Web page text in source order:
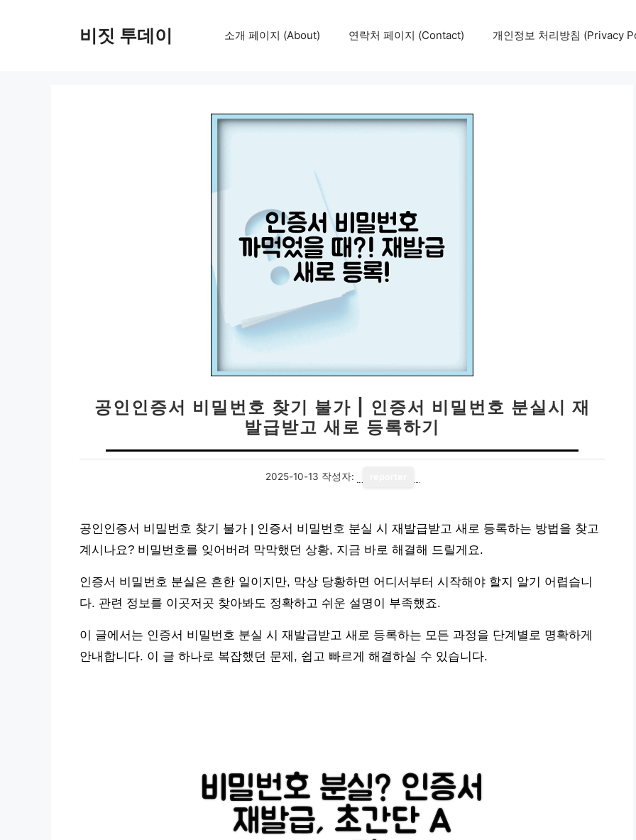
비짓 투데이 소개 페이지 (About) 연락처 페이지 (Contact) 개인정보 처리방침 (Privacy
공인인증서 비밀번호 찾기 불가 | 인증서 비밀번호 분실시 재
발급받고 새로 등록하기
2025-10-13 작성자:
공인인증서 비밀번호 찾기 불가 | 인증서 비밀번호 분실 시 재발급받고 새로 등록하는 방법을 찾고
계시나요? 비밀번호를 잊어버려 막막했던 상황, 지금 바로 해결해 드릴게요.
인증서 비밀번호 분실은 흔한 일이지만, 막상 당황하면 어디서부터 시작해야 할지 알기 어렵습니
다. 관련 정보를 이곳저곳 찾아봐도 정확하고 쉬운 설명이 부족했죠.
이 글에서는 인증서 비밀번호 분실 시 재발급받고 새로 등록하는 모든 과정을 단계별로 명확하게
안내합니다. 이 글 하나로 복잡했던 문제, 쉽고 빠르게 해결하실 수 있습니다.